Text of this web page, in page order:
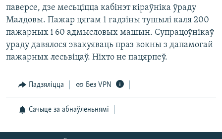
паверсе, дзе месьціцца кабінэт кіраўніка ўраду
Малдовы. Пажар цягам 1 гадзіны тушылі каля 200
пажарных і 60 адмысловых машын. Супрацоўнікаў
ураду давялося эвакуяваць праз вокны з дапамогай
пажарных лесьвіцаў. Ніхто не пацярпеў.
Падзяліцца Без VPN
Сачыце за абнаўленьнямі